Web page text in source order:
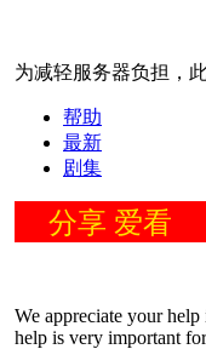
为减轻服务器负担，
帮助
最新
剧集
享 爱看
We appreciate your
help is very important